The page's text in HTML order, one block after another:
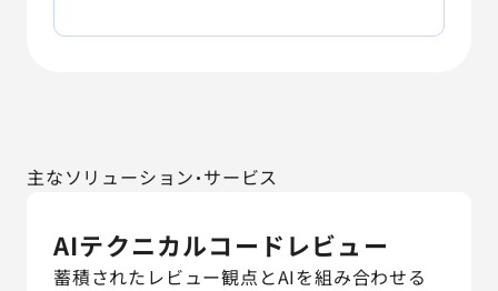
主なソリューション・サービス
AIテクニカルコードレビュー
蓄積されたレビュー観点とAIを組み合わせる